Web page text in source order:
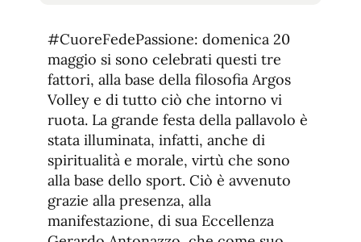
de
fuente
de
fuente.
#CuoreFedePassione: domenica 20
maggio si sono celebrati questi tre
fattori, alla base della filosofia Argos
Volley e di tutto ciò che intorno vi
ruota. La grande festa della pallavolo è
stata illuminata, infatti, anche di
spiritualità e morale, virtù che sono
alla base dello sport. Ciò è avvenuto
grazie alla presenza, alla
manifestazione, di sua Eccellenza